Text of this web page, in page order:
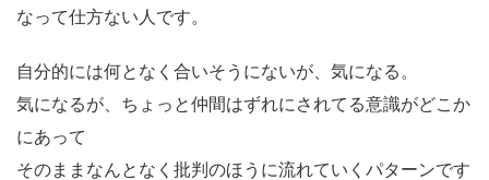
なって仕方ない人です。
自分的には何となく合いそうにないが、気になる。
気になるが、ちょっと仲間はずれにされてる意識がどこか
にあって
そのままなんとなく批判のほうに流れていくパターンです